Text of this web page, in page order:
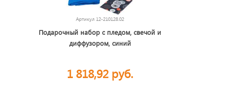
Артикул 12-210128.02
Подарочный набор с пледом, свечой и
диффузором, синий
1 818,92 руб.